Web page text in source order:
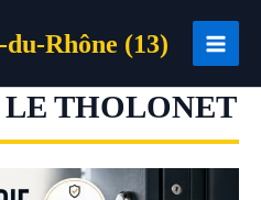
Rhône (13)
LE THOLONET